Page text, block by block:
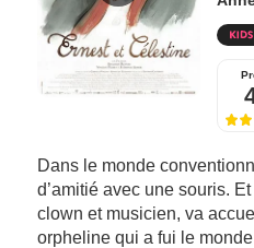
Dans le monde
d’amitié avec une souris.
clown et musicien, va
orpheline qui a fui le